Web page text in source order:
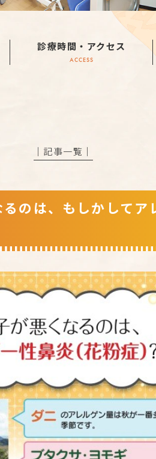
診療時間・アクセス
ACCESS
│記事一覧│
のは、もしかしてア